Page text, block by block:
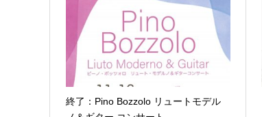
終了：Pino Bozzolo リュートモデル